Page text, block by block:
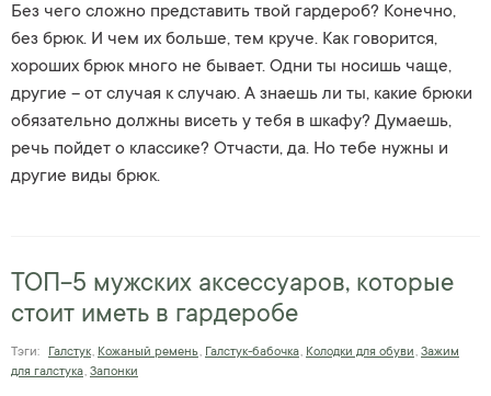
Без чего сложно представить твой гардероб? Конечно,
без брюк. И чем их больше, тем круче. Как говорится,
хороших брюк много не бывает. Одни ты носишь чаще,
другие – от случая к случаю. А знаешь ли ты, какие брюки
обязательно должны висеть у тебя в шкафу? Думаешь,
речь пойдет о классике? Отчасти, да. Но тебе нужны и
другие виды брюк.
ТОП-5 мужских аксессуаров, которые
стоит иметь в гардеробе
Тэги: Галстук, Кожаный ремень, Галстук-бабочка, Колодки для обуви, Зажим
для галстука, Запонки